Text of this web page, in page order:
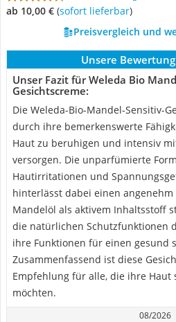
ab 10,00 € ( Sofort lieferbar)
Preisvergleich und
Unsere
Unser Fazit für Weleda Bio
Gesichtscreme:
Die Weleda-Bio-Mandel-Sensitiv-
durch ihre bemerkenswerte
Haut zu beruhigen und intensiv
versorgen. Die unparfümierte
Hautirritationen und
hinterlässt dabei einen
Mandelöl als aktivem Inhaltsstoff
die natürlichen Schutzfunktionen
ihre Funktionen für einen gesund
Zusammenfassend ist diese
Empfehlung für alle, die ihre
möchten.
08/2026